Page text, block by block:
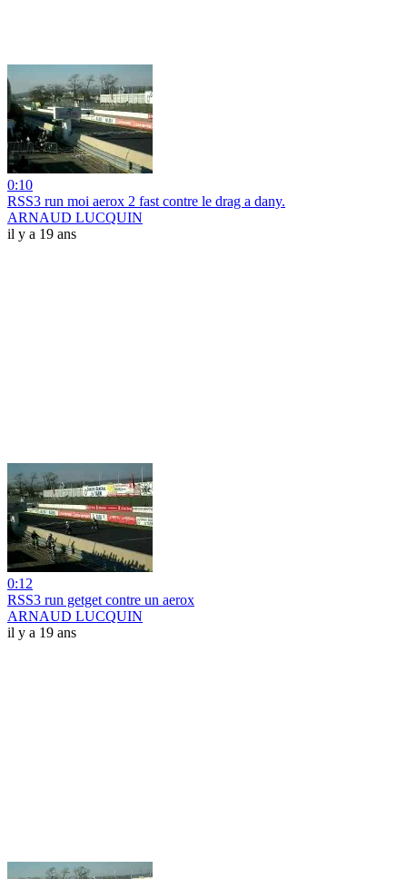
0:10
RSS3 run moi aerox 2 fast contre le drag a dany.
ARNAUD LUCQUIN
il y a 19 ans
0:12
RSS3 run getget contre un aerox
ARNAUD LUCQUIN
il y a 19 ans